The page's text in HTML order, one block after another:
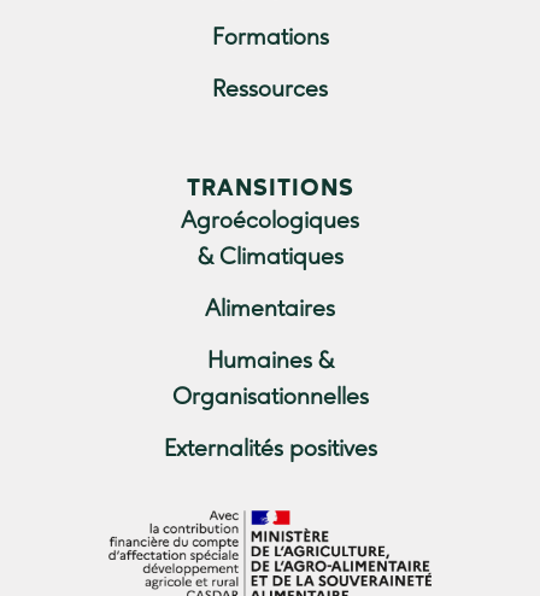
Formations
Ressources
TRANSITIONS
Agroécologiques
& Climatiques
Alimentaires
Humaines &
Organisationnelles
Externalités positives